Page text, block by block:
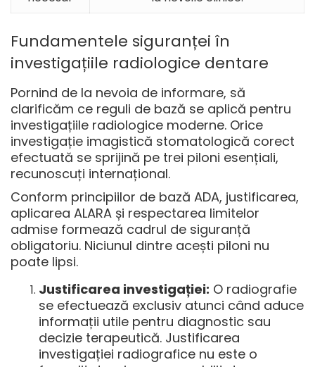
Fundamentele siguranței în
investigațiile radiologice dentare
Pornind de la nevoia de informare, să
clarificăm ce reguli de bază se aplică pentru
investigațiile radiologice moderne. Orice
investigație imagistică stomatologică corect
efectuată se sprijină pe trei piloni esențiali,
recunoscuți internațional.
Conform principiilor de bază ADA, justificarea,
aplicarea ALARA și respectarea limitelor
admise formează cadrul de siguranță
obligatoriu. Niciunul dintre acești piloni nu
poate lipsi.
Justificarea investigației: O radiografie
se efectuează exclusiv atunci când aduce
informații utile pentru diagnostic sau
decizie terapeutică. Justificarea
investigației radiografice nu este o